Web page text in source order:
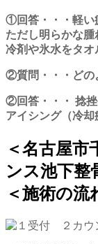
①回答・・・軽い
ただし明らかな
冷剤や氷水をタオ
②質問・・・どの
②回答・・・ 捻挫
アイシング（冷却
＜名古屋
ンス池下整
＜施術の流